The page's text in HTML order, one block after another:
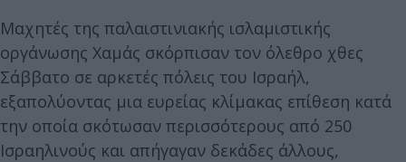
Μαχητές της παλαιστινιακής ισλαμιστικής
οργάνωσης Χαμάς σκόρπισαν τον όλεθρο χθες
Σάββατο σε αρκετές πόλεις του Ισραήλ,
εξαπολύοντας μια ευρείας κλίμακας επίθεση κατά
την οποία σκότωσαν περισσότερους από 250
Ισραηλινούς και απήγαγαν δεκάδες άλλους,